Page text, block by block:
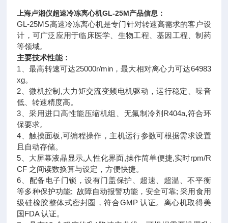
上海卢湘仪超速冷冻离心机GL-25M产品信息：
GL-25MS高速冷冻离心机是专门针对转速高需求的客户设
计，可广泛应用于临床医学、生物工程、基因工程、制药
等领域。
主要技术性能：
1、最高转速可达25000r/min，最大相对离心力可达64983
xg。
2、微机控制,大力矩交流变频电机驱动，运行稳定、噪音
低、转速精度高。
3、采用进口高性能压缩机组、无氟制冷剂R404a,符合环
保要求。
4、触摸面板,可编程操作，主机运行参数可根据需求设置
且自动存储。
5、大屏幕液晶显示,人性化界面,操作简单便捷,实时rpm/R
CF 之间读数换算与设定，方便快捷。
6、配备电子门锁，设有门盖保护、超速、超温、不平衡
等多种保护功能; 故障自动报警功能，安全可靠; 采用食用
级硅橡胶整体式密封圈，符合GMP 认证。离心机取得美
国FDA 认证。